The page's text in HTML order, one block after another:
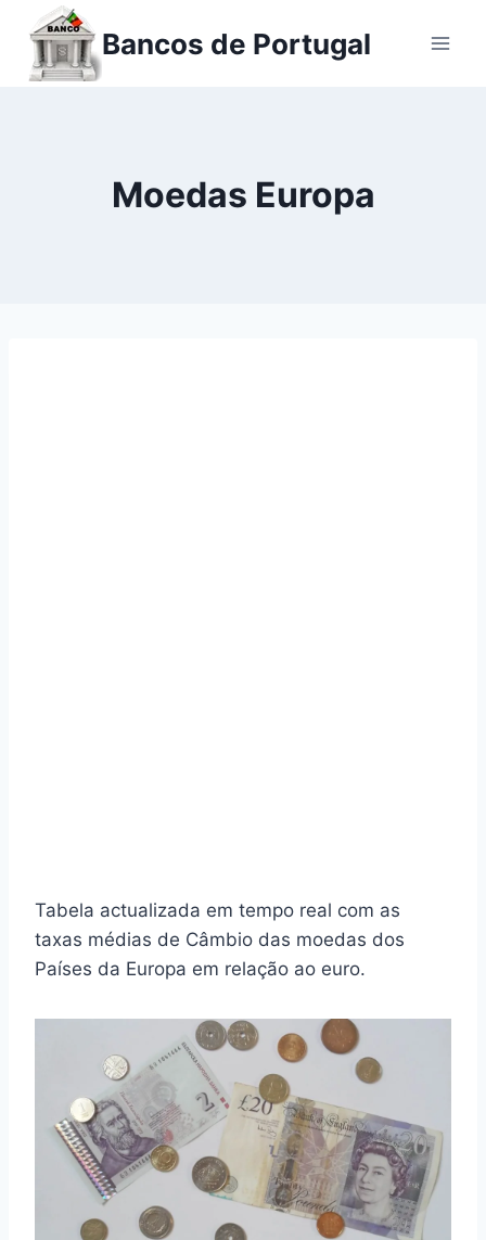
para
Bancos de Portugal
Moedas Europa
Tabela actualizada em tempo real com as
taxas médias de Câmbio das moedas dos
Países da Europa em relação ao euro.